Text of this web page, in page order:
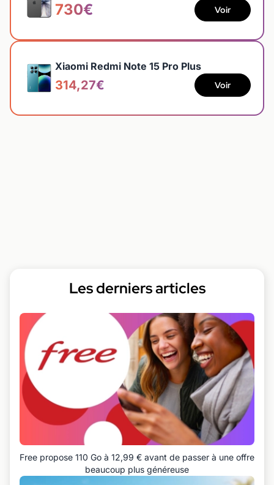
730€ Voir
Xiaomi Redmi Note 15 Pro Plus
314,27€ Voir
Les derniers articles
Free propose 110 Go à 12,99 € avant de passer à une offre
beaucoup plus généreuse